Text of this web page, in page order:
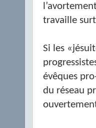
travaille
Si les
évêques
du réseau